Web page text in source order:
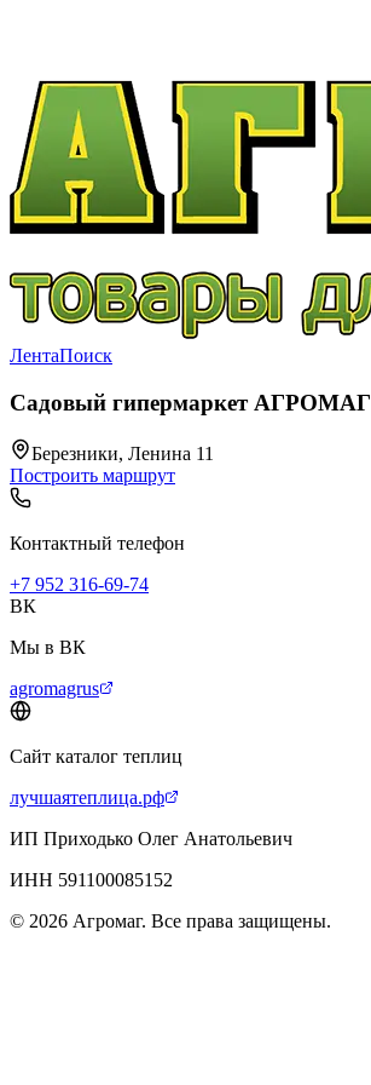
ЛентаПоиск
Садовый гипермаркет АГРОМАГ
Березники, Ленина 11
Построить маршрут
Контактный телефон
+7 952 316-69-74
ВК
Мы в ВК
agromagrus
Сайт каталог теплиц
лучшаятеплица.рф
ИП Приходько Олег Анатольевич
ИНН 591100085152
© 2026 Агромаг. Все права защищены.